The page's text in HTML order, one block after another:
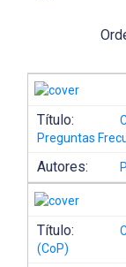
Título:
Preguntas
Autores:
Título:
(CoP)